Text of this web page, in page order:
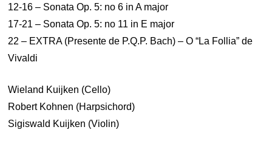
12-16 – Sonata Op. 5: no 6 in A major
17-21 – Sonata Op. 5: no 11 in E major
22 – EXTRA (Presente de P.Q.P. Bach) – O “La Follia” de
Vivaldi
Wieland Kuijken (Cello)
Robert Kohnen (Harpsichord)
Sigiswald Kuijken (Violin)